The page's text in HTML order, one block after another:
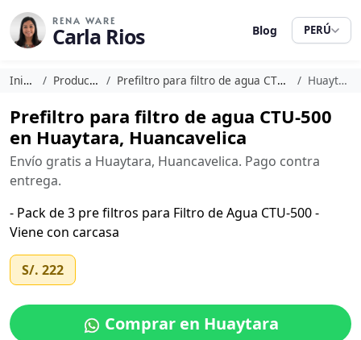
RENA WARE
Carla Rios Blog PERÚ
Inicio Productos Prefiltro para filtro de agua CTU-500 Huaytara
Prefiltro para filtro de agua CTU-500
en Huaytara, Huancavelica
Envío gratis a Huaytara, Huancavelica. Pago contra
entrega.
- Pack de 3 pre filtros para Filtro de Agua CTU-500 -
Viene con carcasa
S/. 222
Comprar en Huaytara